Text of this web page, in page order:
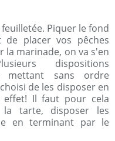
Piquer le fond
placer vos pêches
la marinade, on va s'en
dispositions
mettant sans ordre
de les disposer en
Il faut pour cela
tarte, disposer les
en terminant par le